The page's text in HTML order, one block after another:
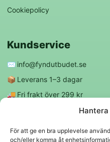
För att ge en bra upplevelse
och/eller komma åt
Cookiepolicy
Kundservice
✉️ info@fyndutbudet.se
📦 Leverans 1–3 dagar
🚚 Fri frakt över 299 kr